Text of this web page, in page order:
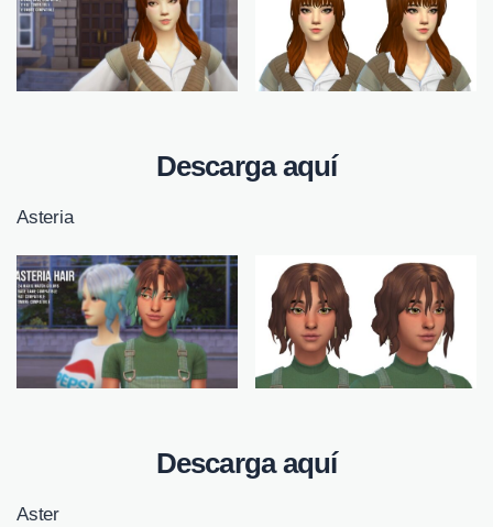
Descarga aquí
Asteria
Descarga aquí
Aster